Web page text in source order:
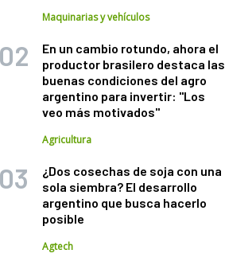
Maquinarias y vehículos
En un cambio rotundo, ahora el
productor brasilero destaca las
buenas condiciones del agro
argentino para invertir: "Los
veo más motivados"
Agricultura
¿Dos cosechas de soja con una
sola siembra? El desarrollo
argentino que busca hacerlo
posible
Agtech